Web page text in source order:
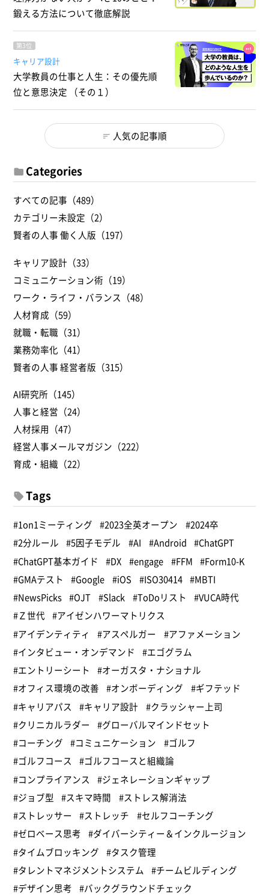
鍛える方法について徹底解説
第3位
キャリア設計
大学教員の仕事と人生：その優先順
位と意思決定 （その１）
人気の記事順
Categories
すべての記事（489）
カテゴリー未設定（2）
賢者の人事 働く人版（197）
キャリア設計（33）
コミュニケーション術（19）
ワーク・ライフ・バランス（48）
人材育成（59）
就職・転職（31）
業務効率化（41）
賢者の人事 経営者版（315）
AI研究所（145）
人事と経営（24）
人材採用（47）
経営人事メールマガジン（222）
育成・組織（22）
Tags
#1on1ミーティング #2023全英オープン
#2024卒
#2分ルール
#5因子モデル #AI #Android #ChatGPT
#ChatGPT基本ガイド
#DX #engage #FFM #Form10-K
#GMAテスト
#Google #iOS #ISO30414 #MBTI
#NewsPicks #OJT #Slack #ToDoリスト
#VUCA時代
#Ｚ世代
#アイゼンハワーマトリクス
#アイデンティティ
#アスペルガー
#アファメーション
#インタビュー・オンデマンド
#エゴグラム
#エントリーシート
#オーガスタ・ナショナル
#オフィス環境の改善
#オンボーディング
#ギフテッド
#キャリアパス
#キャリア設計
#クラッシャー上司
#クリニカルラダー
#グローバルマインドセット
#コーチング
#コミュニケーション
#ゴルフ
#ゴルフコース
#ゴルフコースと組織論
#コンプライアンス
#ジェネレーションギャップ
#ジョブ型
#スキマ時間
#ストレス解消法
#ストレッサー
#ストレッチ
#セルフコーチング
#ゼロベース思考
#ダイバーシティー＆インクルージョン
#タイムブロッキング
#タスク管理
#タレントマネジメントシステム
#チームビルディング
#デザイン思考
#バックグラウンドチェック